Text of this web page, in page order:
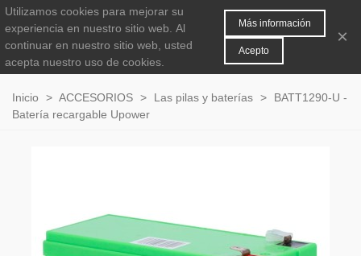
0
Inicio > ACCESORIOS > Las pilas y baterías >
BATT1290-U -
Batería recargable Upower
Utilizamos cookies para mejorar su
experiencia en nuestro sitio web. Al
continuar en nuestro sitio web, usted
acepta nuestro uso de cookies.
Más información
Acepto
×